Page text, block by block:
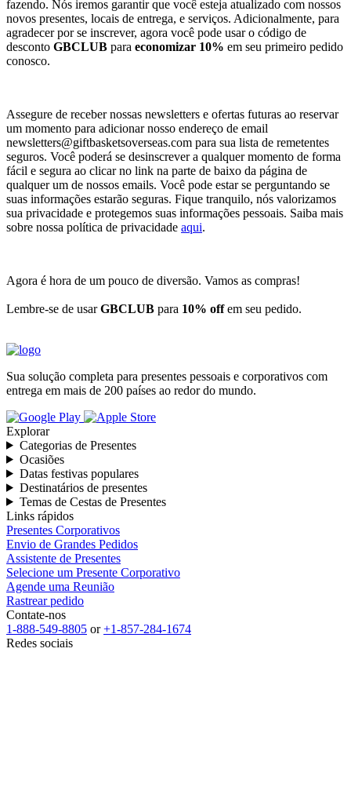
fazendo. Nós iremos garantir que você esteja atualizado com nossos
novos presentes, locais de entrega, e serviços. Adicionalmente, para
agradecer por se inscrever, agora você pode usar o código de
desconto GBCLUB para economizar 10% em seu primeiro pedido
conosco.
Assegure de receber nossas newsletters e ofertas futuras ao reservar
um momento para adicionar nosso endereço de email
newsletters@giftbasketsoverseas.com para sua lista de remetentes
seguros. Você poderá se desinscrever a qualquer momento de forma
fácil e segura ao clicar no link na parte de baixo da página de
qualquer um de nossos emails. Você pode estar se perguntando se
suas informações estarão seguras. Fique tranquilo, nós valorizamos
sua privacidade e protegemos suas informações pessoais. Saiba mais
sobre nossa política de privacidade aqui.
Agora é hora de um pouco de diversão. Vamos as compras!
Lembre-se de usarGBCLUB para 10% offem seu pedido.
Sua solução completa para presentes pessoais e corporativos com
entrega em mais de 200 países ao redor do mundo.
Explorar
Categorias de Presentes
Ocasiões
Datas festivas populares
Destinatários de presentes
Temas de Cestas de Presentes
Links rápidos
Presentes Corporativos
Envio de Grandes Pedidos
Assistente de Presentes
Selecione um Presente Corporativo
Agende uma Reunião
Rastrear pedido
Contate-nos
1-888-549-8805 or+1-857-284-1674
Redes sociais